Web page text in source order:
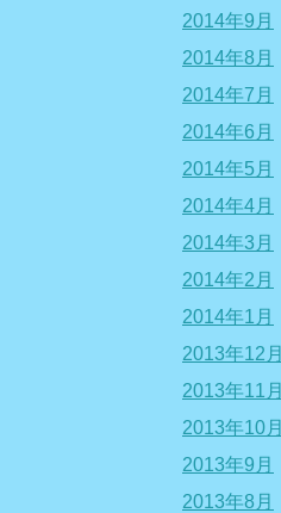
2014年9月
2014年8月
2014年7月
2014年6月
2014年5月
2014年4月
2014年3月
2014年2月
2014年1月
2013年12月
2013年11月
2013年10月
2013年9月
2013年8月